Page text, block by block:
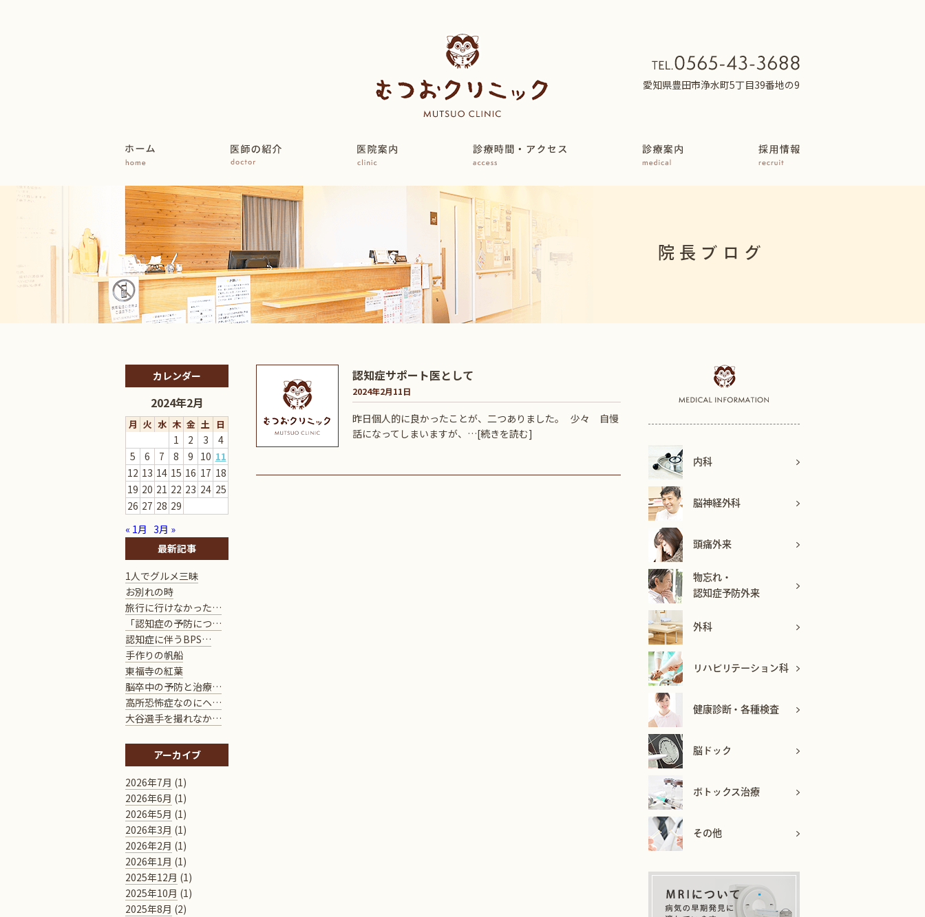
愛知県豊田市浄水町5丁目39番地の9
院長ブログ
認知症サポート医として
2024年2月11日
昨日個人的に良かったことが、二つありました。 少々 自慢
話になってしまいますが、…[続きを読む]
カレンダー
2024年2月
月 火 水 木 金 土 日
1 2 3
4
5
6 7 8 9 10 11
12 13 14 15 16 17 18
19 20 21 22 23 24 25
26 27 28 29
« 1月 3月 »
最新記事
1人でグルメ三昧
お別れの時
旅行に行けなかった…
「認知症の予防につ…
認知症に伴うBPS…
手作りの帆船
東福寺の紅葉
脳卒中の予防と治療…
高所恐怖症なのにヘ…
大谷選手を撮れなか…
アーカイブ
2026年7月 (1)
2026年6月 (1)
2026年5月 (1)
2026年3月 (1)
2026年2月 (1)
2026年1月 (1)
2025年12月 (1)
2025年10月 (1)
2025年8月 (2)
内科
脳神経外科
頭痛外来
物忘れ・
認知症予防外来
外科
リハビリテーション科
健康診断・各種検査
脳ドック
ボトックス治療
その他